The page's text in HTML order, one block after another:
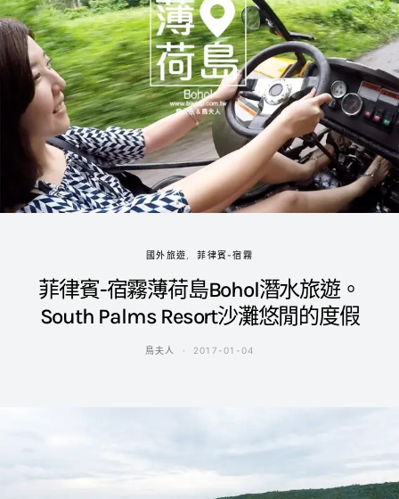
國外旅遊 菲律賓-宿霧
菲律賓-宿霧薄荷島Bohol潛水旅遊。
South Palms Resort沙灘悠閒的度假
鳥夫人 2017-01-04